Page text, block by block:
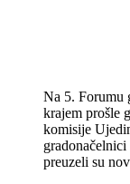
Na 5. Forumu
krajem prošle
komisije
preuzeli su